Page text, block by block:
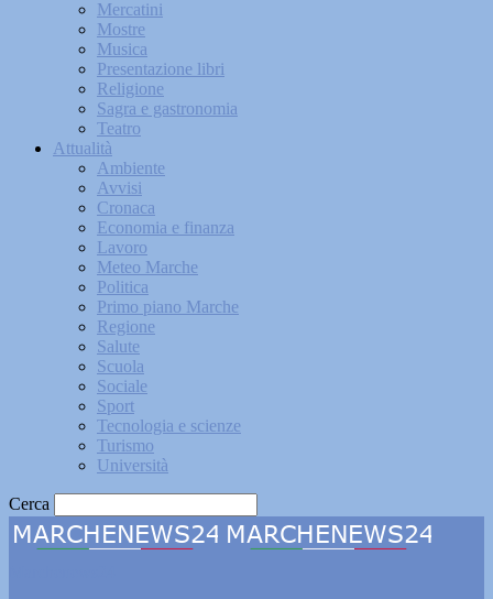
Mercatini
Mostre
Musica
Presentazione libri
Religione
Sagra e gastronomia
Teatro
Attualità
Ambiente
Avvisi
Cronaca
Economia e finanza
Lavoro
Meteo Marche
Politica
Primo piano Marche
Regione
Salute
Scuola
Sociale
Sport
Tecnologia e scienze
Turismo
Università
Cerca